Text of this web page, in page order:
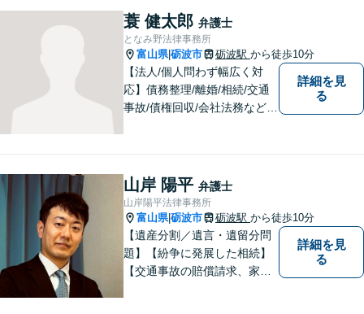
法的サービスを提供しており
ますので，どうぞ宜しくお願
い申し上げます。
蓑 健太郎 弁護士
となみ野法律事務所
富山県|砺波市 砺波駅 から徒歩10分
【法人/個人問わず幅広く対
応】債務整理/離婚/相続/交通
事故/債権回収/会社法務など幅
ますので、ぜひ一度ご相談く
ださい。【JR「砺波駅」10
分】
詳細を見
る
山岸 陽平 弁護士
山岸陽平法律事務所
富山県|砺波市 砺波駅 から徒歩10分
【遺産分割／遺言・遺留分問
題】【紛争に発展した相続】
【交通事故の賠償請求、家族
詳細を見
る